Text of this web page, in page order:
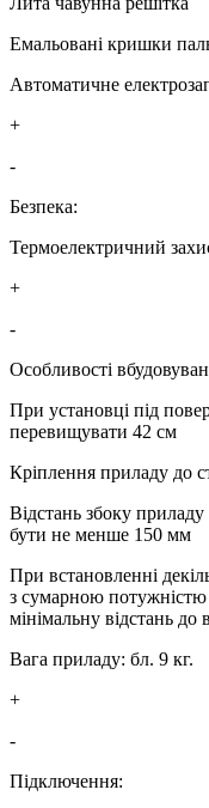
Емальовані кришки
Автоматичне
+
-
Безпека:
Термоелектричний
+
-
Особливості
При установці під
перевищувати 42 см
Кріплення приладу до
Відстань збоку
бути не менше 150 мм
При встановленні
з сумарною
мінімальну відстань
Вага приладу: бл. 9 кг.
+
-
Підключення: